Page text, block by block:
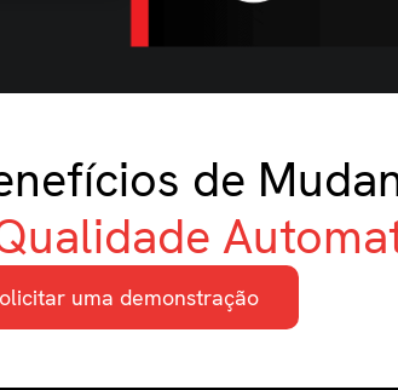
de
uma demonstração